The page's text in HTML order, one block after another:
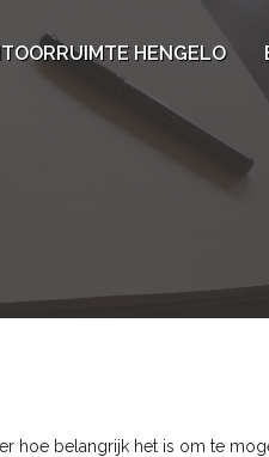
HENGELO
hoe belangrijk het is om te